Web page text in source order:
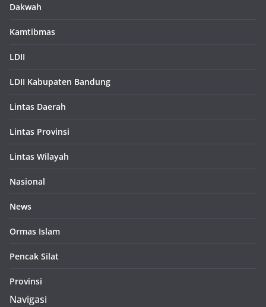
Dakwah
Kamtibmas
LDII
LDII Kabupaten Bandung
Lintas Daerah
Lintas Provinsi
Lintas Wilayah
Nasional
News
Ormas Islam
Pencak Silat
Provinsi
Navigasi